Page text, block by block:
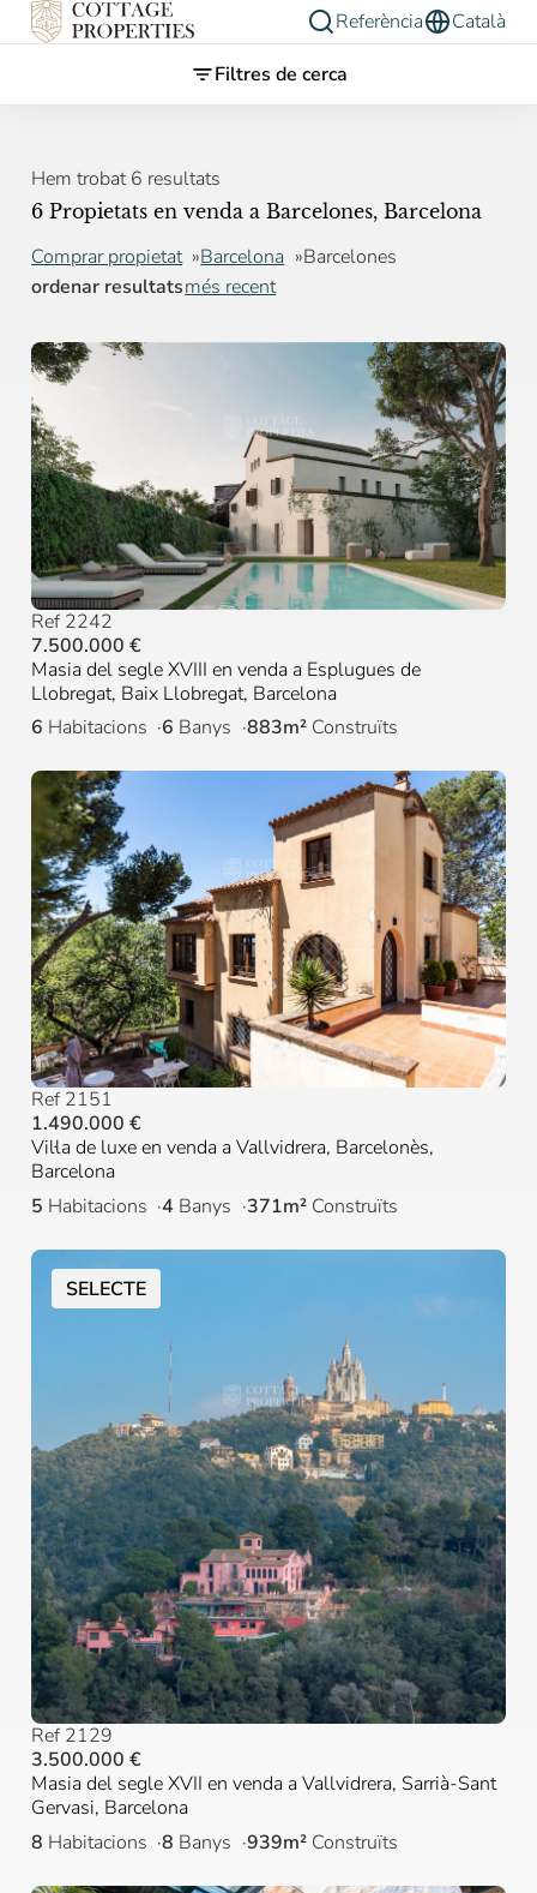
Referència
Català
Filtres de cerca
Hem trobat 6 resultats
6 Propietats en venda a Barcelones, Barcelona
Comprar propietat Barcelona
Barcelones
ordenar resultatsmés recent
Ref 2242
7.500.000 €
Masia del segle XVIII en venda a Esplugues de
Llobregat, Baix Llobregat, Barcelona
6 Habitacions 6 Banys 883m² Construïts
Ref 2151
1.490.000 €
Vil·la de luxe en venda a Vallvidrera, Barcelonès,
Barcelona
5 Habitacions 4 Banys 371m² Construïts
SELECTE
Ref 2129
3.500.000 €
Masia del segle XVII en venda a Vallvidrera, Sarrià-Sant
Gervasi, Barcelona
8 Habitacions 8 Banys 939m² Construïts